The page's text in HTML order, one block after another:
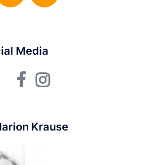
Media
FacebookInstagram
Krause